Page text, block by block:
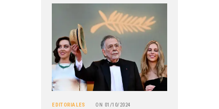
EDITORIALES ON 01/10/2024